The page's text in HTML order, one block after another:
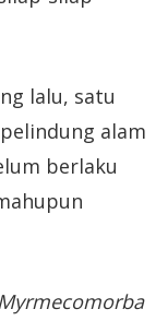
lalu, satu
alam
berlaku
Myrmecomorba